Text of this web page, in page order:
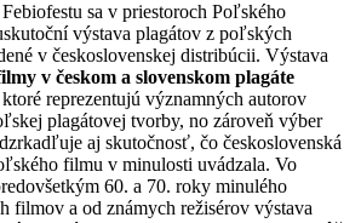
sa v priestoroch Poľského
výstava plagátov z poľských
v československej distribúcii. Výstava
v českom a slovenskom plagáte
reprezentujú významných autorov
plagátovej tvorby, no zároveň výber
aj skutočnosť, čo československá
filmu v minulosti uvádzala. Vo
60. a 70. roky minulého
filmov a od známych režisérov výstava